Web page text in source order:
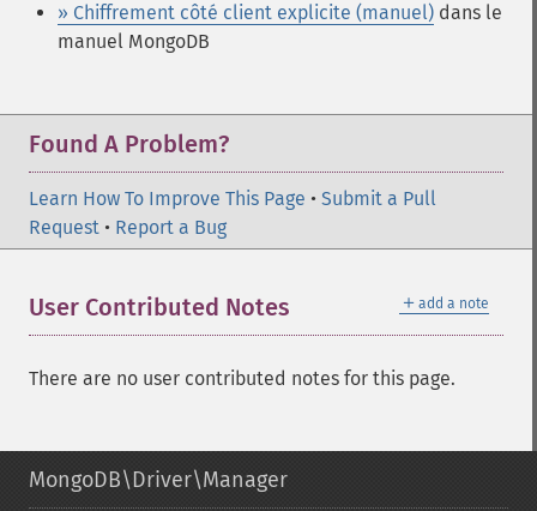
» Chiffrement côté client explicite (manuel) dans le
manuel MongoDB
Found A Problem?
Learn How To Improve This Page • Submit a Pull
Request • Report a Bug
＋ add a note
User Contributed Notes
There are no user contributed notes for this page.
MongoDB\Driver\Manager